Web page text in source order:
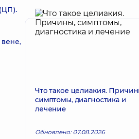
Что такое целиакия.
симптомы, диагностика и
лечение
Обновлено: 07.08.2026